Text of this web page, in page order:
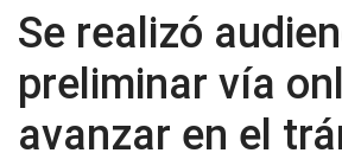
Se realizó
preliminar vía
avanzar en el